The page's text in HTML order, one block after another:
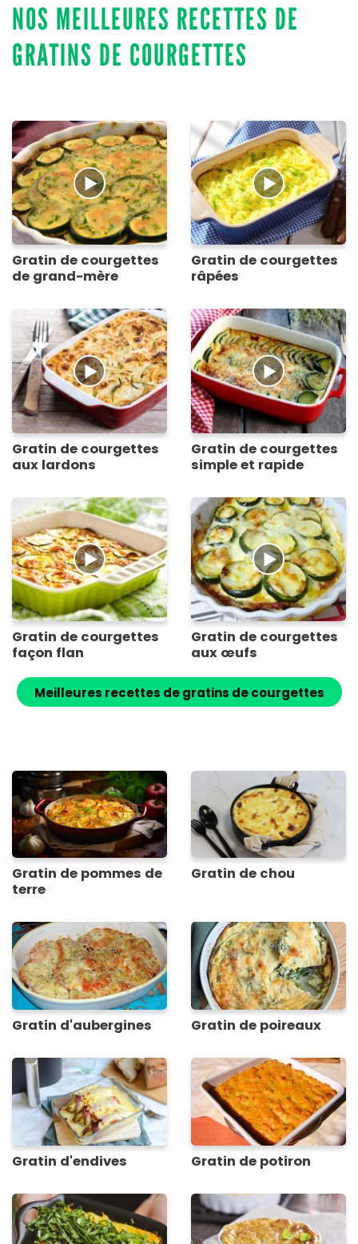
NOS MEILLEURES RECETTES DE
GRATINS DE COURGETTES
Gratin de courgettes
de grand-mère
Gratin de courgettes
râpées
Gratin de courgettes
aux lardons
Gratin de courgettes
simple et rapide
Gratin de courgettes
façon flan
Gratin de courgettes
aux œufs
Meilleures recettes de gratins de courgettes
Gratin de pommes de
terre
Gratin de chou
Gratin d'aubergines Gratin de poireaux
Gratin d'endives Gratin de potiron